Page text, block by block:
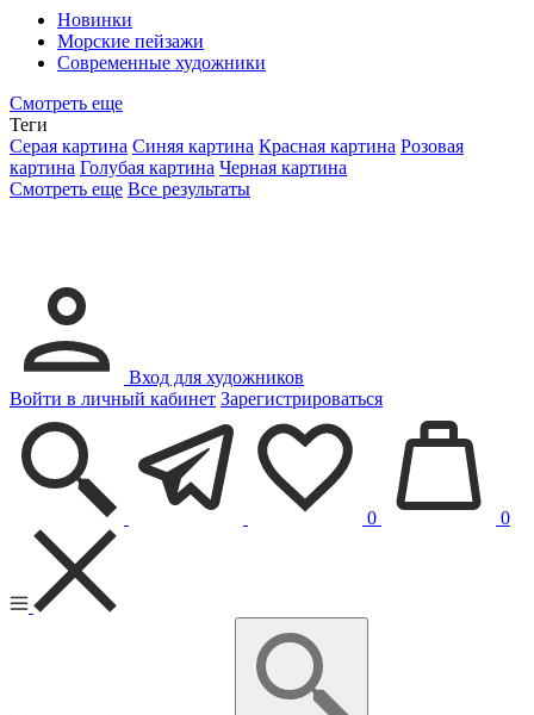
Новинки
Морские пейзажи
Современные художники
Смотреть еще
Теги
Серая картина Синяя картина Красная картина Розовая
картина Голубая картина Черная картина
Смотреть еще Все результаты
Вход для художников
Войти в личный кабинет Зарегистрироваться
0 0